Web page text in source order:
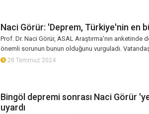
Naci Görür: 'Deprem, Türkiye'nin en
Prof. Dr. Naci Görür, ASAL Araştırma'nın anketinde
önemli sorunun bunun olduğunu vurguladı.
28 Temmuz 2024
Bingöl depremi sonrası Naci Görür
uyardı